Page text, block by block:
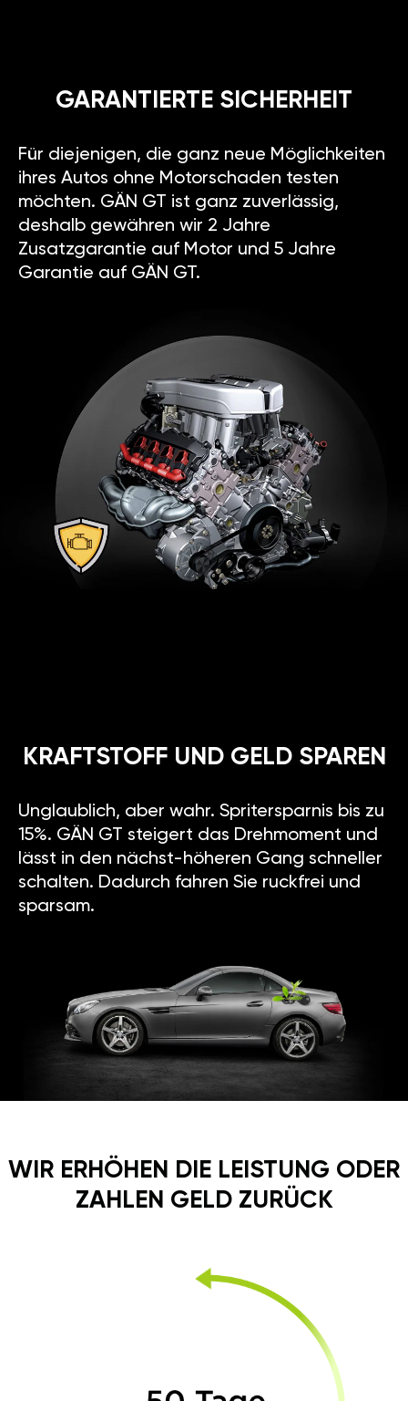
GARANTIERTE SICHERHEIT
Für diejenigen, die ganz neue Möglichkeiten
ihres Autos ohne Motorschaden testen
möchten. GÄN GT ist ganz zuverlässig,
deshalb gewähren wir 2 Jahre
Zusatzgarantie auf Motor und 5 Jahre
Garantie auf GÄN GT.
KRAFTSTOFF UND GELD SPAREN
Unglaublich, aber wahr. Spritersparnis bis zu
15%. GÄN GT steigert das Drehmoment und
lässt in den nächst-höheren Gang schneller
schalten. Dadurch fahren Sie ruckfrei und
sparsam.
WIR ERHÖHEN DIE LEISTUNG ODER
ZAHLEN GELD ZURÜCK